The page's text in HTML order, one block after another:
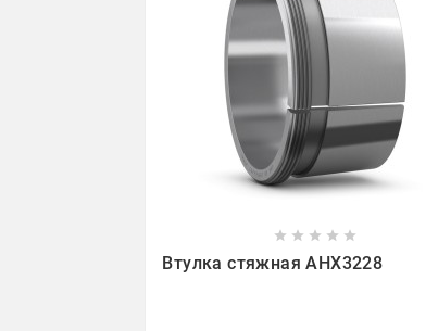
    
Втулка стяжная AHX3228